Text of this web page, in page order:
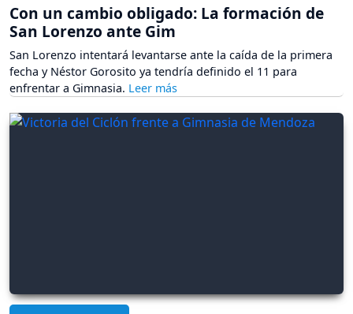
Con un cambio obligado: La formación de
San Lorenzo ante Gim
San Lorenzo intentará levantarse ante la caída de la primera
fecha y Néstor Gorosito ya tendría definido el 11 para
enfrentar a Gimnasia.